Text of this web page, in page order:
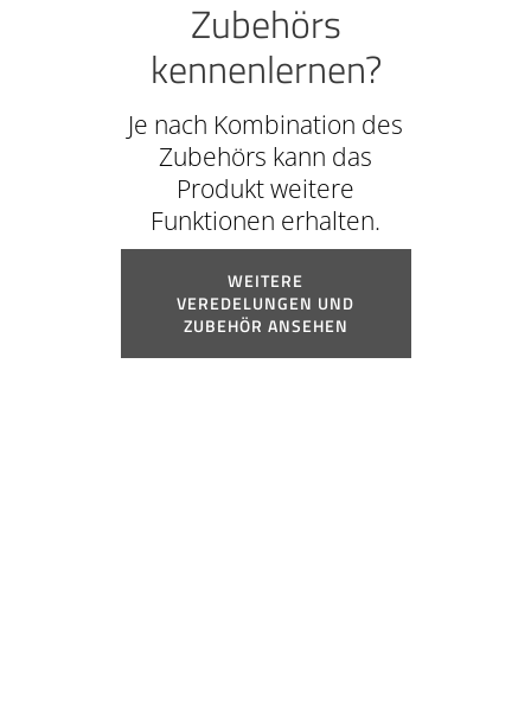
Zubehörs
kennenlernen?
Je nach Kombination des
Zubehörs kann das
Produkt weitere
Funktionen erhalten.
WEITERE
VEREDELUNGEN UND
ZUBEHÖR ANSEHEN